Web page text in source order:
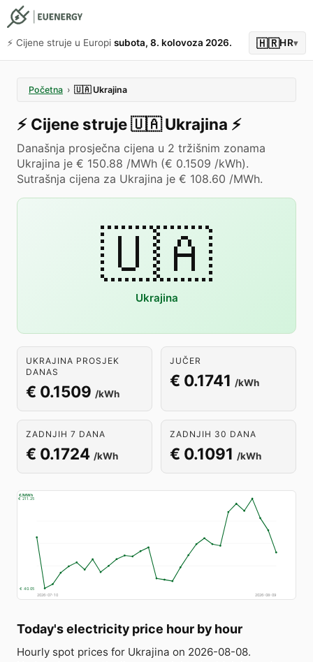
⚡️ Cijene struje u Europi subota, 8. kolovoza 2026. 🇭🇷HR▾
Početna › 🇺🇦 Ukrajina
⚡️ Cijene struje🇺🇦 Ukrajina ⚡️
Današnja prosječna cijena u 2 tržišnim zonama
Ukrajina je € 150.88 /MWh (€ 0.1509 /kWh).
Sutrašnja cijena za Ukrajina je € 108.60 /MWh.
🇺🇦
Ukrajina
UKRAJINA PROSJEK
DANAS
€ 0.1509 /kWh
JUČER
€ 0.1741 /kWh
ZADNJIH 7 DANA
€ 0.1724 /kWh
ZADNJIH 30 DANA
€ 0.1091 /kWh
€ 211.25
€ 40.05
€/MWh
2026-07-10 2026-08-09
Today's electricity price hour by hour
Hourly spot prices for Ukrajina on 2026-08-08.